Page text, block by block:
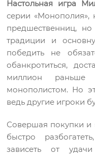
Настольная игра
серии «Монополия»,
предшественниц,
традиции и
победить не
обанкротиться,
миллион раньше
монополистом. Но
ведь другие игроки
Совершая покупки
быстро
зависеть от